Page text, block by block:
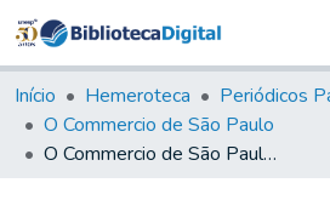
&
Coleções
Tudo na
Biblioteca
Início Hemeroteca
Periódicos
O Commercio de São Paulo
O Commercio de São Paulo, 1907, Ano XIV, n. 0178